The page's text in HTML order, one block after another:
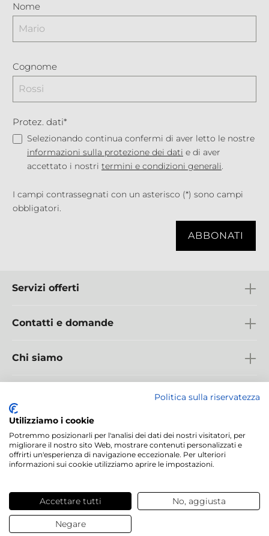
Nome
Cognome
Protez. dati*
Selezionando continua confermi di aver letto le nostre
informazioni sulla protezione dei dati e di aver
accettato i nostri termini e condizioni generali.
I campi contrassegnati con un asterisco (*) sono campi
obbligatori.
ABBONATI
Servizi offerti
Contatti e domande
Chi siamo
© 2025 Dalesa
Dati Aziendali
Termini e condizioni generali
Protezione Dati
Cookies Impostazioni Cookies
Politica sulla riservatezza
Utilizziamo i cookie
Potremmo posizionarli per l'analisi dei dati dei nostri visitatori, per
migliorare il nostro sito Web, mostrare contenuti personalizzati e
offrirti un'esperienza di navigazione eccezionale. Per ulteriori
informazioni sui cookie utilizziamo aprire le impostazioni.
Accettare tutti No, aggiusta
Negare